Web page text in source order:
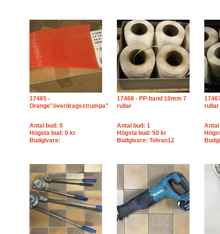
17465 -
Orange"överdragsstrumpa"
Antal bud: 0
Högsta bud: 0 kr
Budgivare:
17466 - PP-band 10mm 7
rullar
Antal bud: 1
Högsta bud: 50 kr
Budgivare: Tolvan12
rullar
Antal